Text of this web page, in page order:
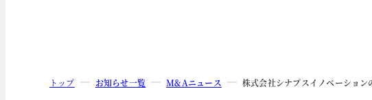
トップ お知らせ一覧 M&Aニュース 株式会社シナプスイノベーショ